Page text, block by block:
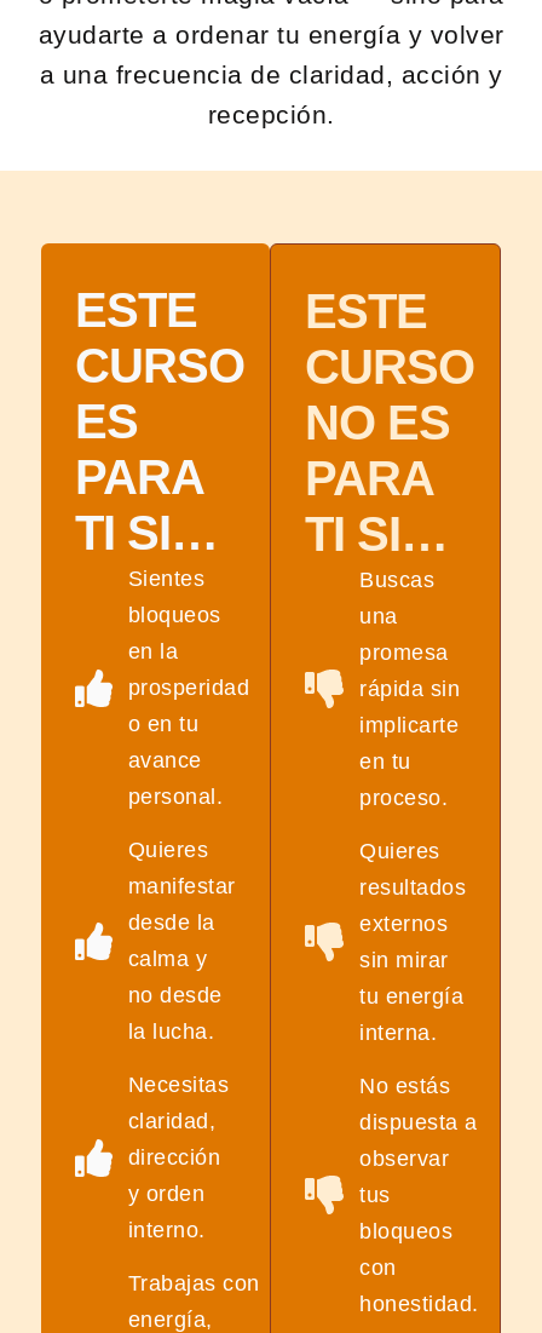
ayudarte a ordenar tu energía y volver
a una frecuencia de claridad, acción y
recepción.
ESTE
CURSO
ES
PARA
TI SI…
Sientes
bloqueos
en la
prosperidad
o en tu
avance
personal.
Quieres
manifestar
desde la
calma y
no desde
la lucha.
Necesitas
claridad,
dirección
y orden
interno.
Trabajas con
energía,
ESTE
CURSO
NO ES
PARA
TI SI…
Buscas
una
promesa
rápida sin
implicarte
en tu
proceso.
Quieres
resultados
externos
sin mirar
tu energía
interna.
No estás
dispuesta a
observar
tus
bloqueos
con
honestidad.